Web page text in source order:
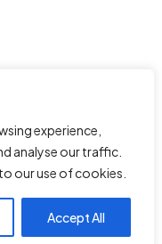
experience,
analyse our traffic.
our use of cookies.
Accept All